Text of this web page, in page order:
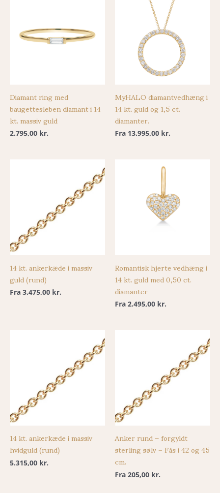
Diamant ring med
baugettesleben diamant i 14
kt. massiv guld
2.795,00 kr.
MyHALO diamantvedhæng i
14 kt. guld og 1,5 ct.
diamanter.
Fra 13.995,00 kr.
14 kt. ankerkæde i massiv
guld (rund)
Fra 3.475,00 kr.
Romantisk hjerte vedhæng i
14 kt. guld med 0,50 ct.
diamanter
Fra 2.495,00 kr.
14 kt. ankerkæde i massiv
hvidguld (rund)
5.315,00 kr.
Anker rund – forgyldt
sterling sølv – Fås i 42 og 45
cm.
Fra 205,00 kr.